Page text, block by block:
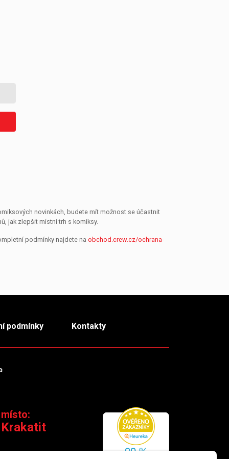
novinkách, budete mít možnost se účastnit
jak zlepšit místní trh s komiksy.
podmínky najdete na obchod.crew.cz/ochrana-
podmínky Kontakty